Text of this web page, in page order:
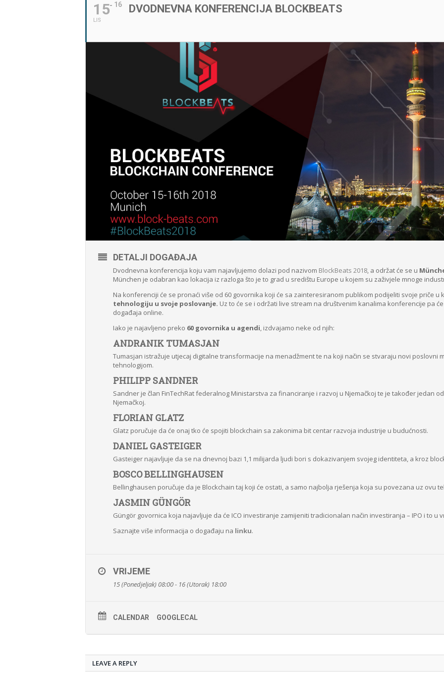
15
LIS
16 DVODNEVNA KONFERENCIJA BLOCKBEATS
DETALJI DOGAĐAJA
Dvodnevna konferencija koju vam najavljujemo dolazi pod nazivom BlockBeats 2018, a održat će se u
München je odabran kao lokacija iz razloga što je to grad u središtu Europe u kojem su zaživjele mnoge
Na konferenciji će se pronaći više od 60 govornika koji će sa zainteresiranom publikom podijeliti svoje priče u
tehnologiju u svoje poslovanje. Uz to će se i održati live stream na društvenim kanalima konferencije pa
događaja online.
Iako je najavljeno preko 60 govornika u agendi, izdvajamo neke od njih:
ANDRANIK TUMASJAN
Tumasjan istražuje utjecaj digitalne transformacije na menadžment te na koji način se stvaraju novi poslovni
tehnologijom.
PHILIPP SANDNER
Sandner je član FinTechRat federalnog Ministarstva za financiranje i razvoj u Njemačkoj te je također jedan
Njemačkoj.
FLORIAN GLATZ
Glatz poručuje da će onaj tko će spojiti blockchain sa zakonima bit centar razvoja industrije u budućnosti.
DANIEL GASTEIGER
Gasteiger najavljuje da se na dnevnoj bazi 1,1 milijarda ljudi bori s dokazivanjem svojeg identiteta, a kroz
BOSCO BELLINGHAUSEN
Bellinghausen poručuje da je Blockchain taj koji će ostati, a samo najbolja rješenja koja su povezana uz ovu
JASMIN GÜNGÖR
Güngör govornica koja najavljuje da će ICO investiranje zamijeniti tradicionalan način investiranja – IPO i to u
Saznajte više informacija o događaju na linku.
VRIJEME
15 (Ponedjeljak) 08:00 - 16 (Utorak) 18:00
CALENDAR GOOGLECAL
LEAVE A REPLY